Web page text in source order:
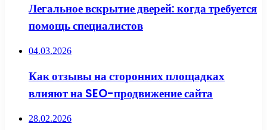
Легальное вскрытие дверей: когда требуется
помощь специалистов
04.03.2026
Как отзывы на сторонних площадках
влияют на SEO-продвижение сайта
28.02.2026